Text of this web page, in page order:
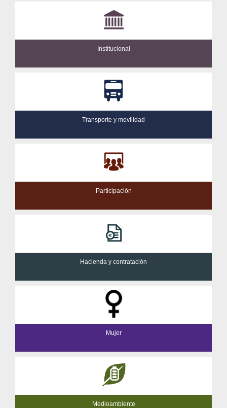
Institucional
Transporte y movilidad
Participación
Hacienda y contratación
Mujer
Medioambiente